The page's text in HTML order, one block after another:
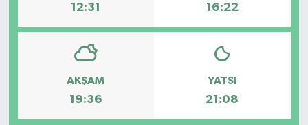
12:31 16:22
AKŞAM
19:36
YATSI
21:08
Teknoloji